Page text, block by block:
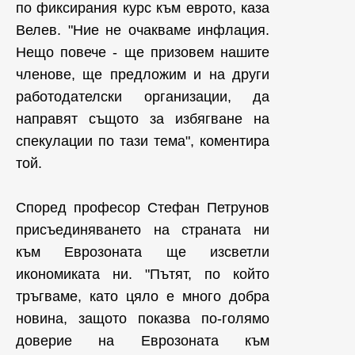
по фиксирания курс към еврото, каза
Велев. "Ние не очакваме инфлация.
Нещо повече - ще призовем нашите
членове, ще предложим и на други
работодателски организации, да
направят същото за избягване на
спекулации по тази тема", коментира
той.
Според професор Стефан Петрунов
присъединяването на страната ни
към Еврозоната ще изсветли
икономиката ни. "Пътят, по който
тръгваме, като цяло е много добра
новина, защото показва по-голямо
доверие на Еврозоната към